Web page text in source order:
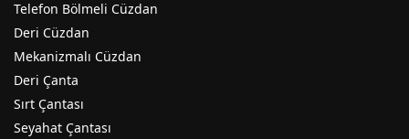
Telefon Bölmeli Cüzdan
Deri Cüzdan
Mekanizmalı Cüzdan
Deri Çanta
Sırt Çantası
Seyahat Çantası